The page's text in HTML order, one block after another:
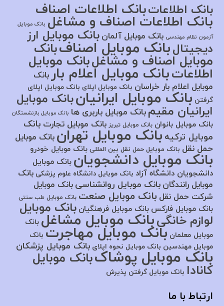
بانک اطلاعاتبانک اطلاعات اصناف
بانک اطلاعات اصناف و مشاغل بانک موبایل
آزمون نظام مهندسی بانک موبایل آلمان بانک موبایل ارز
دیجیتالبانک موبایل اصنافبانک
موبایل اصناف و مشاغلبانک موبایل
اطلاعاتبانک موبایل اعلام باربانک
موبایل اعلام بار خراسان بانک موبایل اپلای بانک موبایل اپلای
گرفتن بانک موبایل ایرانیانبانک موبایل
ایرانیان مقیم بانک موبایل باربری ها بانک موبایل بازنشستگان
بانک موبایل بانوان بانک موبایل تبریز بانک موبایل تجارت بانک
موبایل ترکیه بانک موبایل تهران بانک موبایل
حمل نقل بانک موبایل حمل نقل بین المللی بانک موبایل خودرو
بانک موبایل دانشجویان بانک موبایل
دانشجویان دانشگاه آزاد بانک موبایل دانشگاه علوم پزشکی بانک
موبایل رانندگان بانک موبایل روانشناسی بانک موبایل
شرکت حمل نقل بانک موبایل صنعت بانک موبایل طب سنتی
بانک موبایل فارکس بانک موبایل فرهنگیان بانک موبایل
لوازم خانگیبانک موبایل مشاغلبانک
موبایل معلمان بانک موبایل مهاجرت بانک
موبایل مهندسین بانک موبایل نحوه اپلای بانک موبایل پزشکان
بانک موبایل پوشاکبانک موبایل
کانادا بانک موبایل گرفتن پذیرش
ارتباط با ما